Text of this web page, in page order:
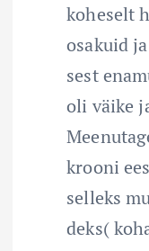
koheselt
osakuid
sest
oli väike
krooni
selleks
deks(